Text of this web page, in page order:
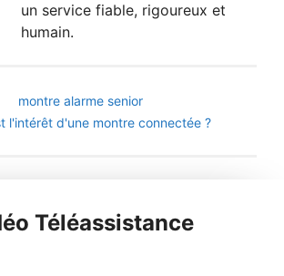
un service fiable, rigoureux et
humain.
montre alarme senior
l'intérêt d'une montre connectée ?
Téléassistance